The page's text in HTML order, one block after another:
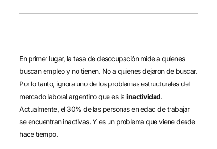
En primer lugar, la tasa de desocupación mide a quienes
buscan empleo y no tienen. No a quienes dejaron de buscar.
Por lo tanto, ignora uno de los problemas estructurales del
mercado laboral argentino que es la inactividad.
Actualmente, el 30% de las personas en edad de trabajar
se encuentran inactivas. Y es un problema que viene desde
hace tiempo.